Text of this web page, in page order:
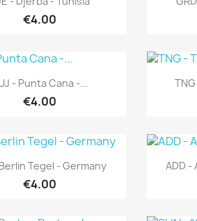
€4.00
Quick view
- Punta Cana -...
€4.00
Quick view
Tegel - Germany
€4.00
ADD -